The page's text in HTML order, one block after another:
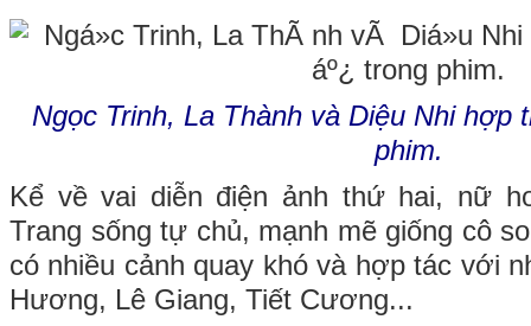
Ngọc Trinh, La Thành và Diệu Nhi hợp
phim.
Kể về vai diễn điện ảnh thứ hai, nữ
Trang sống tự chủ, mạnh mẽ giống cô
có nhiều cảnh quay khó và hợp tác với
Hương, Lê Giang, Tiết Cương...